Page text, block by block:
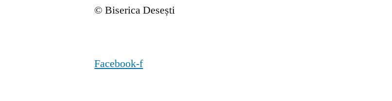
© Biserica Desești
Facebook-f